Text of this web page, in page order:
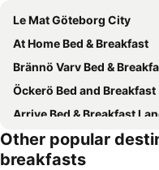
Le Mat Göteborg City
At Home Bed & Breakfast
Brännö Varv Bed &
Öckerö Bed and Breakfast
Arrive Bed & Breakfast
One Large Room with 3 single
Kamer in een woning met Sauna en vlakbij Natuur en Göteborg
Other popular
breakfasts